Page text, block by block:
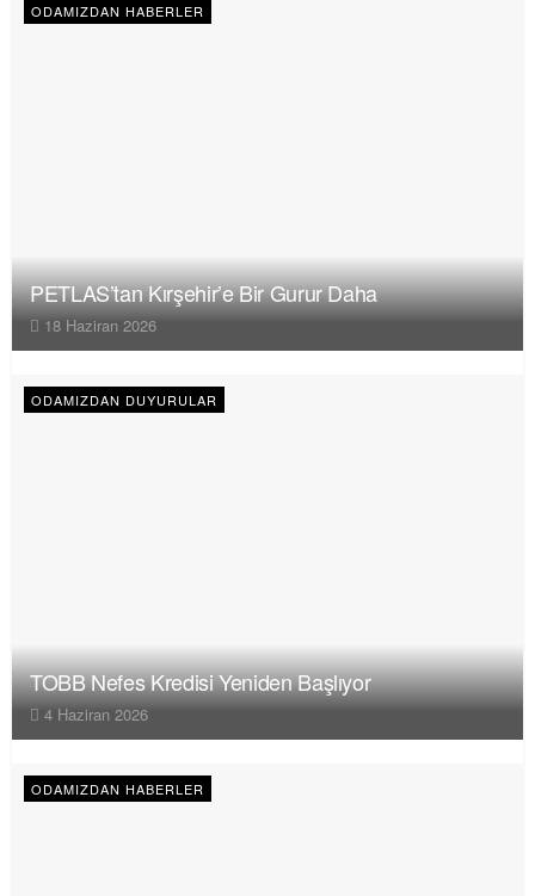
ODAMIZDAN HABERLER
PETLAS’tan Kırşehir’e Bir Gurur Daha
18 Haziran 2026
ODAMIZDAN DUYURULAR
TOBB Nefes Kredisi Yeniden Başlıyor
4 Haziran 2026
ODAMIZDAN HABERLER